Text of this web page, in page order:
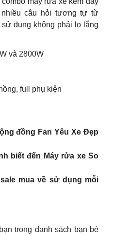
câu hỏi tương tự từ
dụng không phải lo lắng
và 2800W
full phụ kiện
đồng Fan Yêu Xe Đẹp
biết đến Máy rửa xe So
mua về sử dụng mỗi
trong danh sách bạn bè